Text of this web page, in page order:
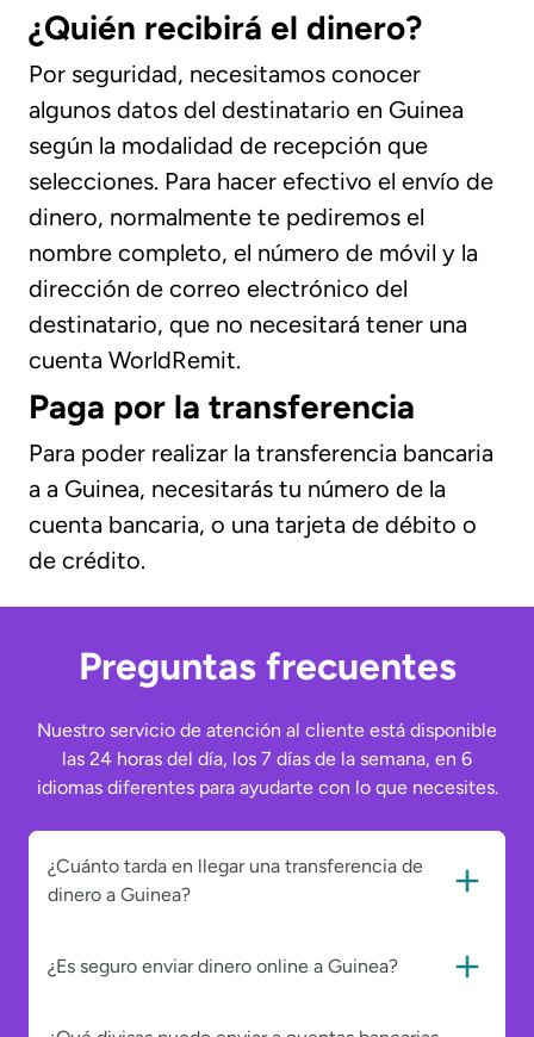
¿Quién recibirá el dinero?
Por seguridad, necesitamos conocer
algunos datos del destinatario en Guinea
según la modalidad de recepción que
selecciones. Para hacer efectivo el envío de
dinero, normalmente te pediremos el
nombre completo, el número de móvil y la
dirección de correo electrónico del
destinatario, que no necesitará tener una
cuenta WorldRemit.
Paga por la transferencia
Para poder realizar la transferencia bancaria
a a Guinea, necesitarás tu número de la
cuenta bancaria, o una tarjeta de débito o
de crédito.
Preguntas frecuentes
Nuestro servicio de atención al cliente está disponible
las 24 horas del día, los 7 días de la semana, en 6
idiomas diferentes para ayudarte con lo que necesites.
¿Cuánto tarda en llegar una transferencia de
dinero a Guinea?
¿Es seguro enviar dinero online a Guinea?